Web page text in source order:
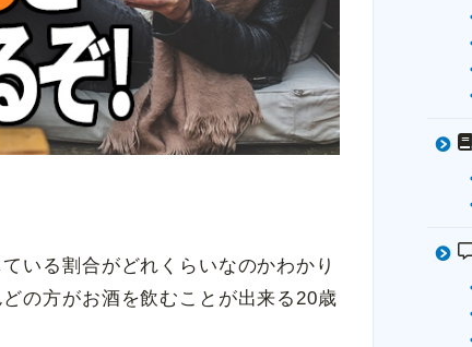
いる割合がどれくらいなのかわかり
の方がお酒を飲むことが出来る20歳